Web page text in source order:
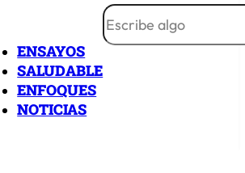
ENSAYOS
SALUDABLE
ENFOQUES
NOTICIAS